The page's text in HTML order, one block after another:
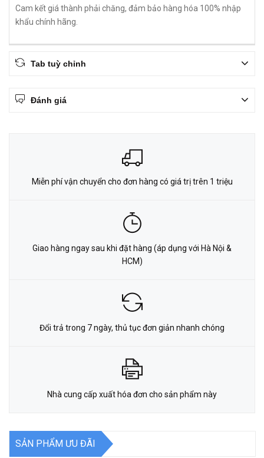
Cam kết giá thành phải chăng, đảm bảo hàng hóa 100% nhập
khẩu chính hãng.
Tab tuỳ chỉnh
Đánh giá
Miễn phí vận chuyển cho đơn hàng có giá trị trên 1 triệu
Giao hàng ngay sau khi đặt hàng (áp dụng với Hà Nội &
HCM)
Đổi trả trong 7 ngày, thủ tục đơn giản nhanh chóng
Nhà cung cấp xuất hóa đơn cho sản phẩm này
SẢN PHẨM ƯU ĐÃI